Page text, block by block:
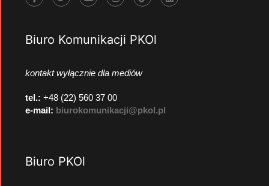
Biuro Komunikacji PKOl
kontakt wyłącznie dla mediów
tel.: +48 (22) 560 37 00
e-mail: biurokomunikacji@pkol.pl
Biuro PKOl